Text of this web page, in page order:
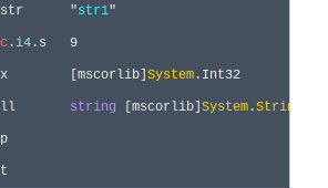
"str1"
. i4 .s 9
[mscorlib] System .Int32
string [mscorlib] System .String